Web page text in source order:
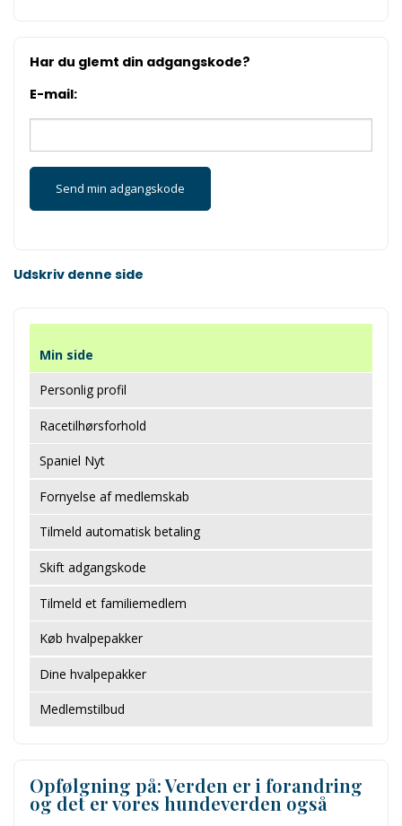
Har du glemt din adgangskode?
E-mail:
Udskriv denne side
Min side
Personlig profil
Racetilhørsforhold
Spaniel Nyt
Fornyelse af medlemskab
Tilmeld automatisk betaling
Skift adgangskode
Tilmeld et familiemedlem
Køb hvalpepakker
Dine hvalpepakker
Medlemstilbud
Opfølgning på: Verden er i forandring
og det er vores hundeverden også